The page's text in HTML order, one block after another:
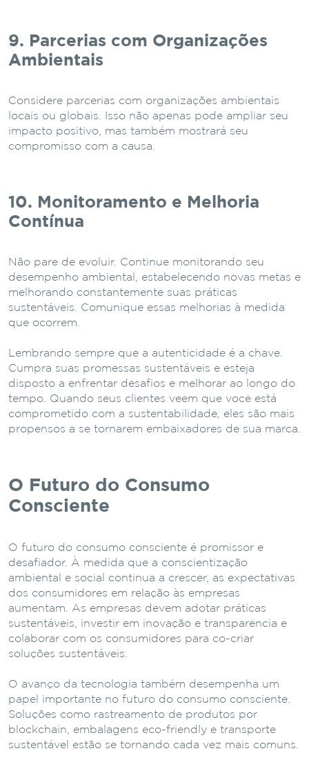
9. Parcerias com Organizações
Ambientais
Considere parcerias com organizações ambientais
locais ou globais. Isso não apenas pode ampliar seu
impacto positivo, mas também mostrará seu
compromisso com a causa.
10. Monitoramento e Melhoria
Contínua
Não pare de evoluir. Continue monitorando seu
desempenho ambiental, estabelecendo novas metas e
melhorando constantemente suas práticas
sustentáveis. Comunique essas melhorias à medida
que ocorrem.
Lembrando sempre que a autenticidade é a chave.
Cumpra suas promessas sustentáveis e esteja
disposto a enfrentar desafios e melhorar ao longo do
tempo. Quando seus clientes veem que você está
comprometido com a sustentabilidade, eles são mais
propensos a se tornarem embaixadores de sua marca.
O Futuro do Consumo
Consciente
O futuro do consumo consciente é promissor e
desafiador. À medida que a conscientização
ambiental e social continua a crescer, as expectativas
dos consumidores em relação às empresas
aumentam. As empresas devem adotar práticas
sustentáveis, investir em inovação e transparência e
colaborar com os consumidores para co-criar
soluções sustentáveis.
O avanço da tecnologia também desempenha um
papel importante no futuro do consumo consciente.
Soluções como rastreamento de produtos por
blockchain, embalagens eco-friendly e transporte
sustentável estão se tornando cada vez mais comuns.